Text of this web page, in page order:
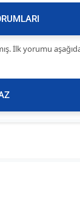
İlk yorumu